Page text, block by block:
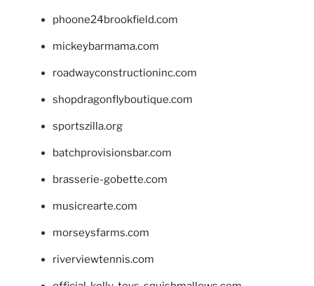
phoone24brookfield.com
mickeybarmama.com
roadwayconstructioninc.com
shopdragonflyboutique.com
sportszilla.org
batchprovisionsbar.com
brasserie-gobette.com
musicrearte.com
morseysfarms.com
riverviewtennis.com